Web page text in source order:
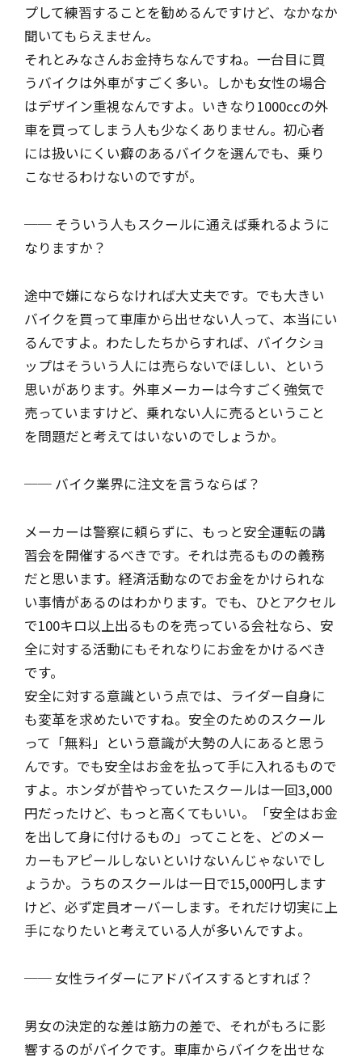
プして練習することを勧めるんですけど、なかなか
聞いてもらえません。
それとみなさんお金持ちなんですね。一台目に買
うバイクは外車がすごく多い。しかも女性の場合
はデザイン重視なんですよ。いきなり1000ccの外
車を買ってしまう人も少なくありません。初心者
には扱いにくい癖のあるバイクを選んでも、乗り
こなせるわけないのですが。
── そういう人もスクールに通えば乗れるように
なりますか？
途中で嫌にならなければ大丈夫です。でも大きい
バイクを買って車庫から出せない人って、本当にい
るんですよ。わたしたちからすれば、バイクショ
ップはそういう人には売らないでほしい、という
思いがあります。外車メーカーは今すごく強気で
売っていますけど、乗れない人に売るということ
を問題だと考えてはいないのでしょうか。
── バイク業界に注文を言うならば？
メーカーは警察に頼らずに、もっと安全運転の講
習会を開催するべきです。それは売るものの義務
だと思います。経済活動なのでお金をかけられな
い事情があるのはわかります。でも、ひとアクセル
で100キロ以上出るものを売っている会社なら、安
全に対する活動にもそれなりにお金をかけるべき
です。
安全に対する意識という点では、ライダー自身に
も変革を求めたいですね。安全のためのスクール
って「無料」という意識が大勢の人にあると思う
んです。でも安全はお金を払って手に入れるもので
すよ。ホンダが昔やっていたスクールは一回3,000
円だったけど、もっと高くてもいい。「安全はお金
を出して身に付けるもの」ってことを、どのメー
カーもアピールしないといけないんじゃないでし
ょうか。うちのスクールは一日で15,000円します
けど、必ず定員オーバーします。それだけ切実に上
手になりたいと考えている人が多いんですよ。
── 女性ライダーにアドバイスするとすれば？
男女の決定的な差は筋力の差で、それがもろに影
響するのがバイクです。車庫からバイクを出せな